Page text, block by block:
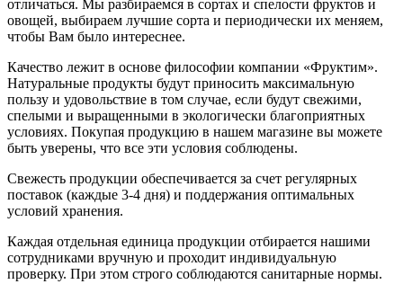
отличаться. Мы разбираемся в сортах и спелости фруктов и
овощей, выбираем лучшие сорта и периодически их меняем,
чтобы Вам было интереснее.
Качество лежит в основе философии компании «Фруктим».
Натуральные продукты будут приносить максимальную
пользу и удовольствие в том случае, если будут свежими,
cпелыми и выращенными в экологически благоприятных
условиях. Покупая продукцию в нашем магазине вы можете
быть уверены, что все эти условия соблюдены.
Свежесть продукции обеспечивается за счет регулярных
поставок (каждые 3-4 дня) и поддержания оптимальных
условий хранения.
Каждая отдельная единица продукции отбирается нашими
сотрудниками вручную и проходит индивидуальную
проверку. При этом строго соблюдаются санитарные нормы.